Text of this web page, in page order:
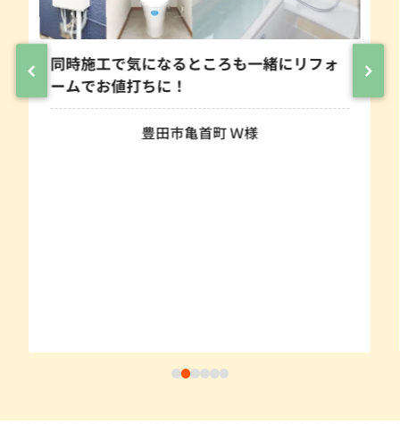
同時施工で気になるところも一緒にリフォ
ームでお値打ちに！
豊田市亀首町 Ｗ様